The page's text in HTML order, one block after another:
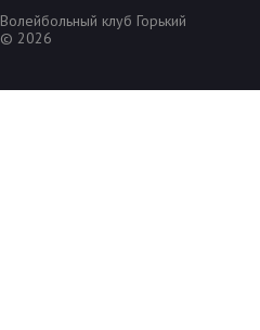
Волейбольный клуб Горький
© 2026